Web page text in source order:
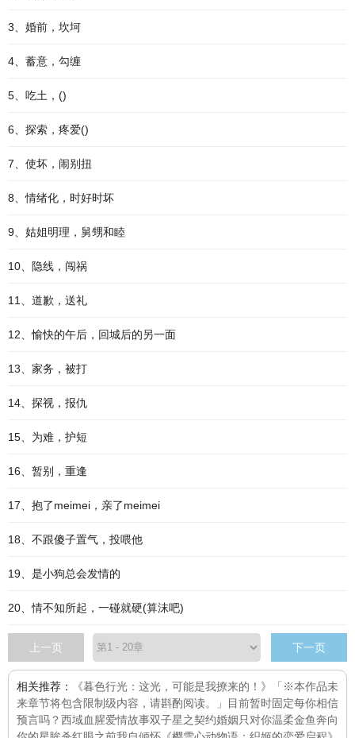
3、婚前，坎坷
4、蓄意，勾缠
5、吃土，()
6、探索，疼爱()
7、使坏，闹别扭
8、情绪化，时好时坏
9、姑姐明理，舅甥和睦
10、隐线，闯祸
11、道歉，送礼
12、愉快的午后，回城后的另一面
13、家务，被打
14、探视，报仇
15、为难，护短
16、暂别，重逢
17、抱了meimei，亲了meimei
18、不跟傻子置气，投喂他
19、是小狗总会发情的
20、情不知所起，一碰就硬(算沫吧)
上一页 下一页
相关推荐：
《暮色行光：这光，可能是我撩来的！》「※本作品未
来章节将包含限制级内容，请斟酌阅读。」目前暂时固定每你相信
预言吗？西域血腥爱情故事双子星之契约婚姻只对你温柔金鱼奔向